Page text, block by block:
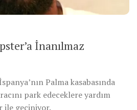
İnanılmaz
Palma kasabasında
park edeceklere yardım
ile geçiniyor.